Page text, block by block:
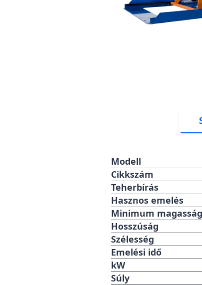
Modell
Cikkszám
Teherbírás
Hasznos emelés
Minimum magasság
Hosszúság
Szélesség
Emelési idő
kW
Súly